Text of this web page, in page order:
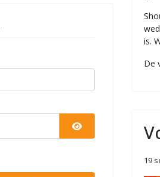
TOON
is.
De
19